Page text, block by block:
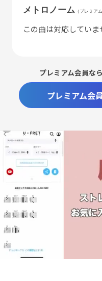
メトロノーム （プレミア
この曲は対応していま
プレミアム会員な
プレミアム会